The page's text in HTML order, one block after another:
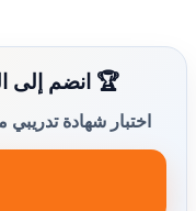
🏆 انضم إلى
اختبار شهادة